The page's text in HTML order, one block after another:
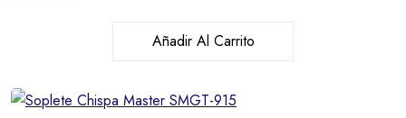
Añadir Al Carrito